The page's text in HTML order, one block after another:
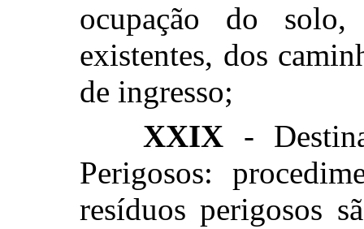
ocupação do
existentes, dos
de ingresso;
XXIX -
Perigosos:
resíduos perigosos